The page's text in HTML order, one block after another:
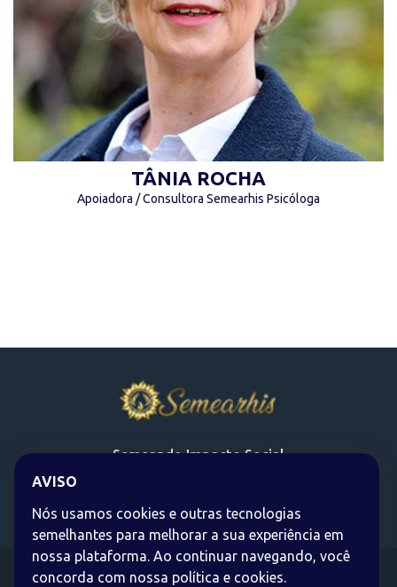
TÂNIA ROCHA
Apoiadora / Consultora Semearhis Psicóloga
Semeando Impacto Social
Políticas de Privacidade|Código de Ética
AVISO
Nós usamos cookies e outras tecnologias
semelhantes para melhorar a sua experiência em
nossa plataforma. Ao continuar navegando, você
concorda com nossa política e cookies.